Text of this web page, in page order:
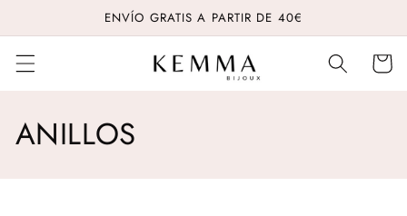
ENVÍO GRATIS A PARTIR DE 40€
Cart
C
ANILLOS